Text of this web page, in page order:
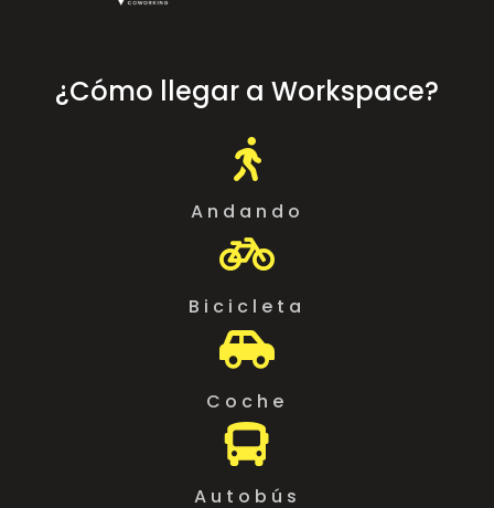
¿Cómo llegar a Workspace?

Andando

Bicicleta

Coche

Autobús